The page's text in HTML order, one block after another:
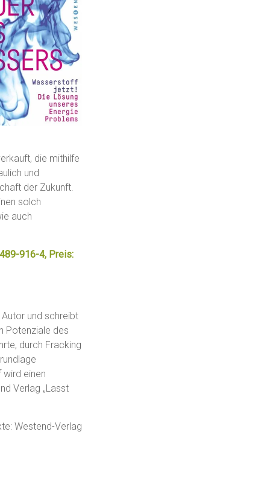
die mithilfe
und
der Zukunft.
solch
auch
916-4, Preis:
und schreibt
Potenziale des
durch Fracking
einen
Verlag „Lasst
Westend-Verlag